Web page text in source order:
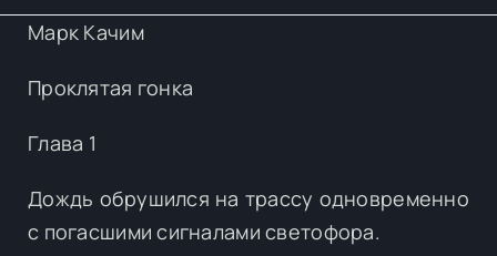
Марк Качим
Проклятая гонка
Глава 1
Дождь обрушился на трассу одновременно
с погасшими сигналами светофора.